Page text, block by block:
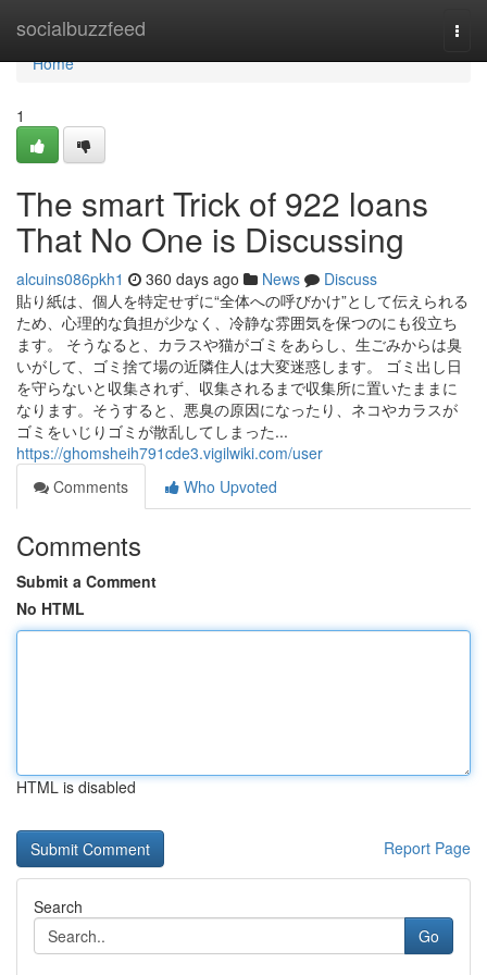
socialbuzzfeed
Home
Home
1
The smart Trick of 922 loans
That No One is Discussing
alcuins086pkh1 360 days ago News
Discuss
貼り紙は、個人を特定せずに“全体への呼びかけ”として伝えられる
ため、心理的な負担が少なく、冷静な雰囲気を保つのにも役立ち
ます。 そうなると、カラスや猫がゴミをあらし、生ごみからは臭
いがして、ゴミ捨て場の近隣住人は大変迷惑します。 ゴミ出し日
を守らないと収集されず、収集されるまで収集所に置いたままに
なります。そうすると、悪臭の原因になったり、ネコやカラスが
ゴミをいじりゴミが散乱してしまった...
https://ghomsheih791cde3.vigilwiki.com/user
Comments
Who Upvoted
Comments
Submit a Comment
No HTML
HTML is disabled
Report Page
Search
Go